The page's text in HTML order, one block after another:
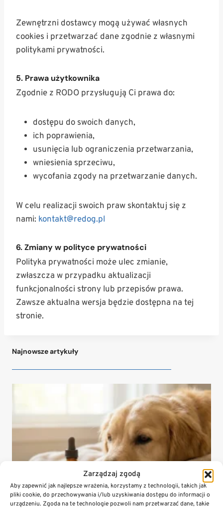
Zarządzaj zgodą
Aby zapewnić jak najlepsze wrażenia, korzystamy z technologii, takich jak
pliki cookie, do przechowywania i/lub uzyskiwania dostępu do informacji o
urządzeniu. Zgoda na te technologie pozwoli nam przetwarzać dane, takie
Zewnętrzni dostawcy mogą używać własnych
cookies i przetwarzać dane zgodnie z własnymi
politykami prywatności.
5. Prawa użytkownika
Zgodnie z RODO przysługują Ci prawa do:
dostępu do swoich danych,
ich poprawienia,
usunięcia lub ograniczenia przetwarzania,
wniesienia sprzeciwu,
wycofania zgody na przetwarzanie danych.
W celu realizacji swoich praw skontaktuj się z
nami: kontakt@redog.pl
6. Zmiany w polityce prywatności
Polityka prywatności może ulec zmianie,
zwłaszcza w przypadku aktualizacji
funkcjonalności strony lub przepisów prawa.
Zawsze aktualna wersja będzie dostępna na tej
stronie.
Najnowsze artykuły